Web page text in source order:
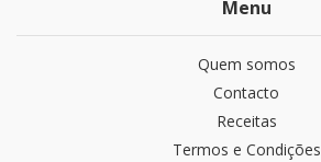
Menu
Quem somos
Contacto
Receitas
Termos e Condições